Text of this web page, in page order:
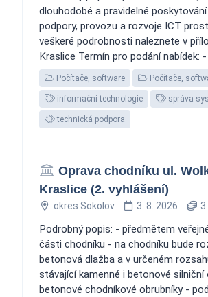
dlouhodobé a pravidelné
podpory, provozu a rozvoje ICT
veškeré podrobnosti naleznete v
Kraslice Termín pro podání nabídek:
Počítače, software Počítače,
informační technologie správa
technická podpora
Oprava chodníku ul.
Kraslice (2. vyhlášení)
okres Sokolov 3. 8. 2026
Podrobný popis: - předmětem
části chodníku - na chodníku bude
betonová dlažba a v určeném
stávající kamenné i betonové silniční
betonové chodníkové obrubníky -